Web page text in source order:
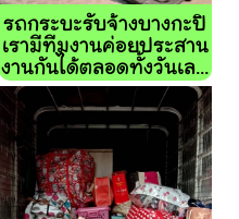
รถกระบะรับจ้างบางกะปิ
เรามีทีมงานค่อยประสาน
งานกันได้ตลอดทั้งวันเล...